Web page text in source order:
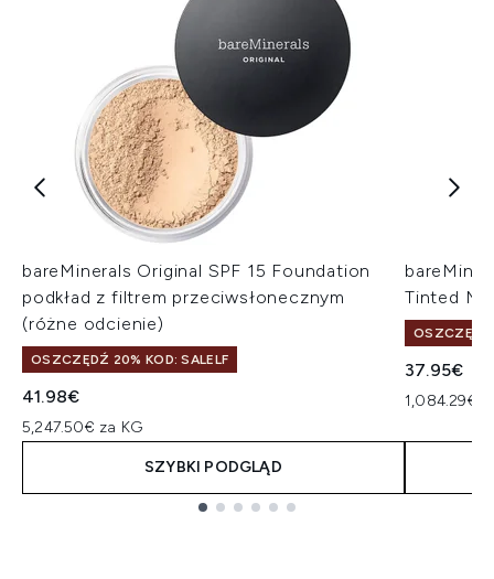
bareMinerals Original SPF 15 Foundation
podkład z filtrem przeciwsłonecznym
(różne odcienie)
OSZCZĘDŹ 20% KOD: SALELF
41.98€
5,247.50€ za KG
SZYBKI PODGLĄD
Tinted
OSZCZĘDŹ
37.95€
1,084.29€